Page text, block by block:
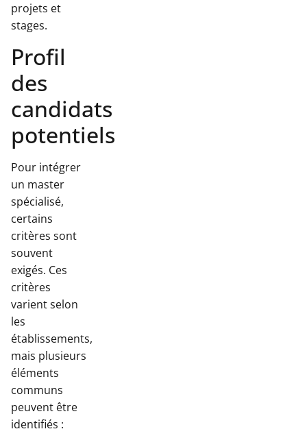
projets et
stages.
Profil
des
candidats
potentiels
Pour intégrer
un master
spécialisé,
certains
critères sont
souvent
exigés. Ces
critères
varient selon
les
établissements,
mais plusieurs
éléments
communs
peuvent être
identifiés :